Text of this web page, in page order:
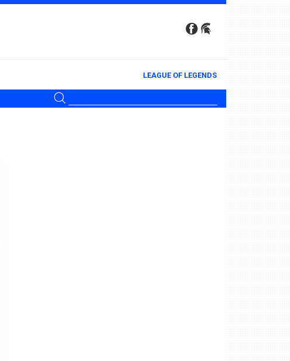
LEAGUE OF LEGENDS